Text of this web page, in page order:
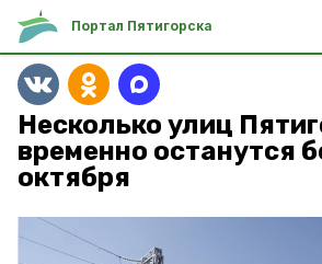
Портал Пятигорска
Несколько улиц
временно останутся
октября